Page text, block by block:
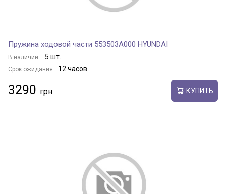
Пружина ходовой части 553503A000 HYUNDAI
В наличии: 5 шт.
Срок ожидания: 12 часов
3290 КУПИТЬ